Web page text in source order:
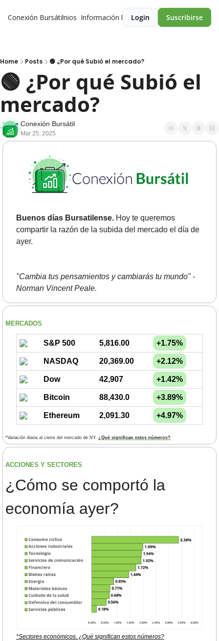
Conexión BursátilPremios Información legalLogin Suscribirse
Home Posts 🟢 ¿Por qué Subió el mercado?
🟢 ¿Por qué Subió el
mercado?
Conexión Bursátil
Mar 25, 2025
Buenos días Bursatilense. Hoy te queremos
compartir la razón de la subida del mercado el día de
ayer.
"Cambia tus pensamientos y cambiarás tu mundo" -
Norman Vincent Peale.
MERCADOS
S&P 500 5,816.00 +1.75%
NASDAQ 20,369.00 +2.12%
Dow 42,907 +1.42%
Bitcoin 88,430.0 +3.89%
Ethereum 2,091.30 +4.97%
*Variación diaria al cierre del mercado de NY. ¿Qué significan estos números?
ACCIONES Y SECTORES
¿Cómo se comportó la
economía ayer?
*Sectores económicos. ¿Qué significan estos números?